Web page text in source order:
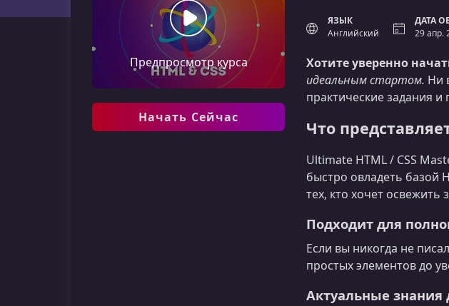
Предпросмотр курса
Начать Сейчас
ЯЗЫК
Английский
ДАТА
29 апр.
Хотите уверенно
идеальным стартом. Ни
практические задания
Что
Ultimate HTML / CSS
быстро овладеть базой
тех, кто хочет освежить
Подходит для
Если вы никогда не
простых элементов до
Актуальные знания